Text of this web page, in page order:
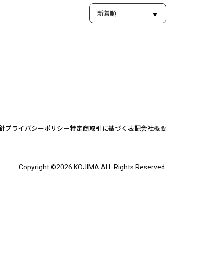
プライバシーポリシー特定商取引に基づく表記会社概要
Copyright ©2026 KOJIMA ALL Rights Reserved.